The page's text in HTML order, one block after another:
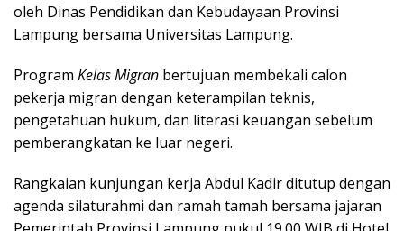
oleh Dinas Pendidikan dan Kebudayaan Provinsi
Lampung bersama Universitas Lampung.
Program Kelas Migran bertujuan membekali calon
pekerja migran dengan keterampilan teknis,
pengetahuan hukum, dan literasi keuangan sebelum
pemberangkatan ke luar negeri.
Rangkaian kunjungan kerja Abdul Kadir ditutup dengan
agenda silaturahmi dan ramah tamah bersama jajaran